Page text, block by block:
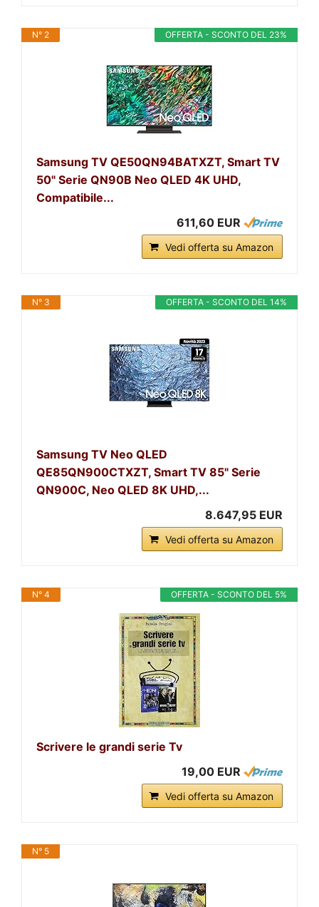
OFFERTA - SCONTO DEL 23%
N° 2
Samsung TV QE50QN94BATXZT, Smart TV
50" Serie QN90B Neo QLED 4K UHD,
Compatibile...
611,60 EUR
Vedi offerta su Amazon
OFFERTA - SCONTO DEL 14%
N° 3
Samsung TV Neo QLED
QE85QN900CTXZT, Smart TV 85" Serie
QN900C, Neo QLED 8K UHD,...
8.647,95 EUR
Vedi offerta su Amazon
OFFERTA - SCONTO DEL 5%
N° 4
Scrivere le grandi serie Tv
19,00 EUR
Vedi offerta su Amazon
N° 5